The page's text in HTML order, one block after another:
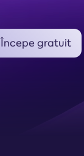
Începe gratuit